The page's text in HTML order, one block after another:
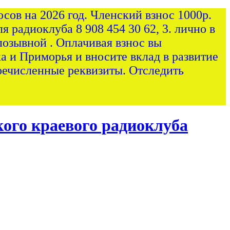
на 2026 год. Членский взнос 1000р.
радиоклуба 8 908 454 30 62, 3. лично в
. Оплачивая взнос вы
и Приморья и вносите вклад в развитие
реквизиты. Отследить
краевого радиоклуба